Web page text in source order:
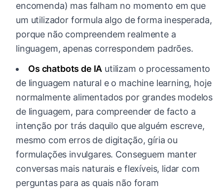
encomenda) mas falham no momento em que
um utilizador formula algo de forma inesperada,
porque não compreendem realmente a
linguagem, apenas correspondem padrões.
Os chatbots de IA utilizam o processamento
de linguagem natural e o machine learning, hoje
normalmente alimentados por grandes modelos
de linguagem, para compreender de facto a
intenção por trás daquilo que alguém escreve,
mesmo com erros de digitação, gíria ou
formulações invulgares. Conseguem manter
conversas mais naturais e flexíveis, lidar com
perguntas para as quais não foram